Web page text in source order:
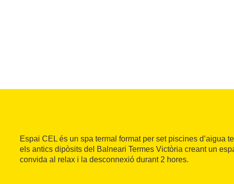
Espai CEL és un spa termal format per set piscines d’aigua
els antics dipòsits del Balneari Termes Victòria creant un
convida al relax i la desconnexió durant 2 hores.